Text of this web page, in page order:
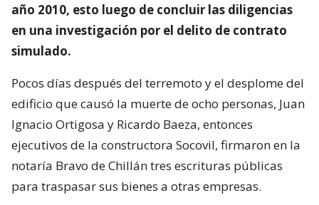
año 2010, esto luego de concluir las diligencias
en una investigación por el delito de contrato
simulado.
Pocos días después del terremoto y el desplome del
edificio que causó la muerte de ocho personas, Juan
Ignacio Ortigosa y Ricardo Baeza, entonces
ejecutivos de la constructora Socovil, firmaron en la
notaría Bravo de Chillán tres escrituras públicas
para traspasar sus bienes a otras empresas.